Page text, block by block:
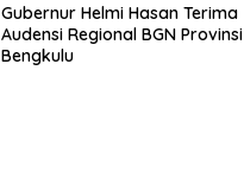
Gubernur Helmi Hasan Terima
Audensi Regional BGN Provinsi
Bengkulu